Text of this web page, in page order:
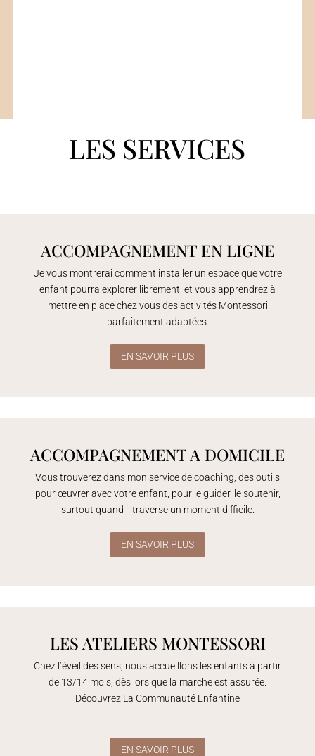
LES SERVICES
ACCOMPAGNEMENT EN LIGNE
Je vous montrerai comment installer un espace que votre
enfant pourra explorer librement, et vous apprendrez à
mettre en place chez vous des activités Montessori
parfaitement adaptées.
EN SAVOIR PLUS
ACCOMPAGNEMENT A DOMICILE
Vous trouverez dans mon service de coaching, des outils
pour œuvrer avec votre enfant, pour le guider, le soutenir,
surtout quand il traverse un moment difficile.
EN SAVOIR PLUS
LES ATELIERS MONTESSORI
Chez l’éveil des sens, nous accueillons les enfants à partir
de 13/14 mois, dès lors que la marche est assurée.
Découvrez La Communauté Enfantine
EN SAVOIR PLUS